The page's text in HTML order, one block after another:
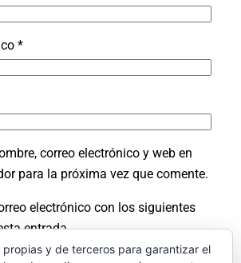
*
correo electrónico y web en
para la próxima vez que comente.
electrónico con los siguientes
entrada.
propias y de terceros para garantizar el